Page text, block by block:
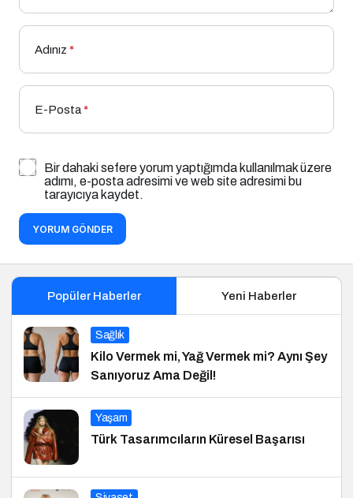
Adınız *
E-Posta*
Bir dahaki sefere yorum yaptığımda kullanılmak üzere
adımı, e-posta adresimi ve web site adresimi bu
tarayıcıya kaydet.
YORUM GÖNDER
Popüler Haberler Yeni Haberler
Sağlık
Kilo Vermek mi, Yağ Vermek mi? Aynı Şey
Sanıyoruz Ama Değil!
Yaşam
Türk Tasarımcıların Küresel Başarısı